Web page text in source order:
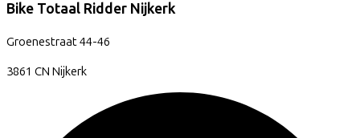
Bike Totaal Ridder Nijkerk
Groenestraat44-46
3861 CN Nijkerk